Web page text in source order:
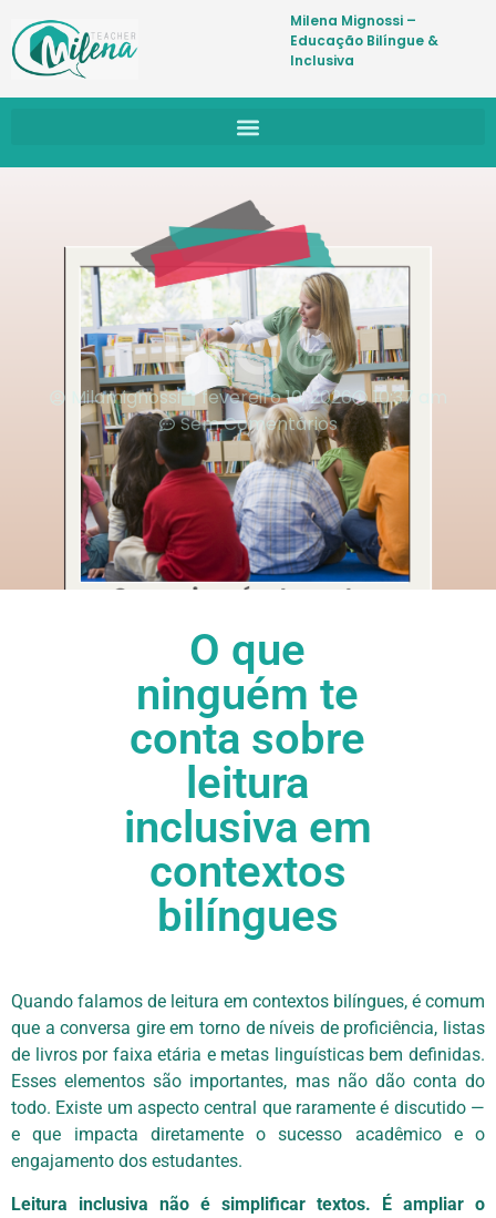
Milena Mignossi –
Educação Bilíngue &
Inclusiva
BLOG
Milamignossi fevereiro 10, 2026
10:37 am
Sem Comentários
O que
ninguém te
conta sobre
leitura
inclusiva em
contextos
bilíngues
Quando falamos de leitura em contextos bilíngues, é comum
que a conversa gire em torno de níveis de proficiência, listas
de livros por faixa etária e metas linguísticas bem definidas.
Esses elementos são importantes, mas não dão conta do
todo. Existe um aspecto central que raramente é discutido —
e que impacta diretamente o sucesso acadêmico e o
engajamento dos estudantes.
Leitura inclusiva não é simplificar textos. É ampliar o